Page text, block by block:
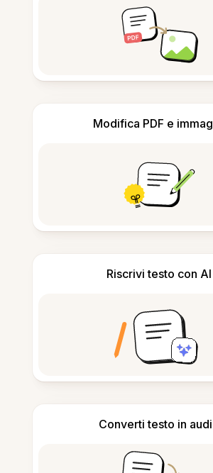
Modifica PDF e
Riscrivi testo con AI
Converti testo in